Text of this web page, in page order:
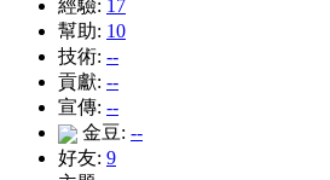
經驗: 17
幫助: 10
技術: --
貢獻: --
宣傳: --
金豆: --
好友: 9